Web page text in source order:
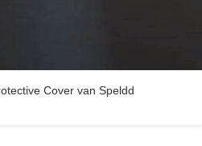
Cover van Speldd